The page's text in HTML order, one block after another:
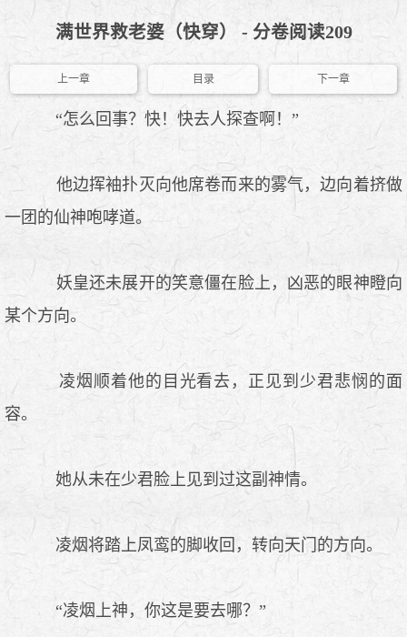
满世界救老婆（快穿） - 分卷阅读209
上一章 目录 下一章
“怎么回事？快！快去人探查啊！”
他边挥袖扑灭向他席卷而来的雾气，边向着挤做
一团的仙神咆哮道。
妖皇还未展开的笑意僵在脸上，凶恶的眼神瞪向
某个方向。
凌烟顺着他的目光看去，正见到少君悲悯的面
容。
她从未在少君脸上见到过这副神情。
凌烟将踏上凤鸾的脚收回，转向天门的方向。
“凌烟上神，你这是要去哪？”